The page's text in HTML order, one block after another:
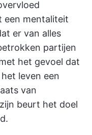
een mentaliteit
er van alles
partijen
het gevoel dat
leven een
van
beurt het doel